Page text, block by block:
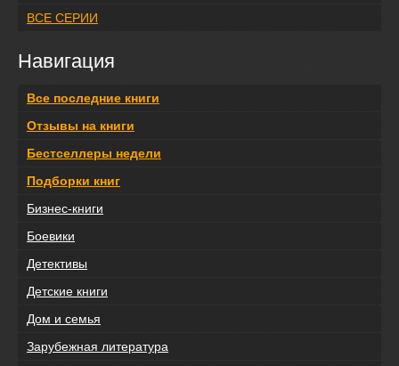
ВСЕ СЕРИИ
Навигация
Все последние книги
Отзывы на книги
Бестселлеры недели
Подборки книг
Бизнес-книги
Боевики
Детективы
Детские книги
Дом и семья
Зарубежная литература